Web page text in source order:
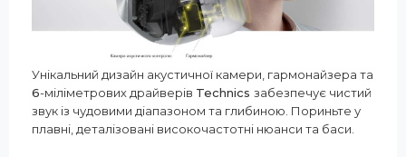
Унікальний дизайн акустичної камери, гармонайзера та
6-міліметрових драйверів Technics забезпечує чистий
звук із чудовими діапазоном та глибиною. Пориньте у
плавні, деталізовані високочастотні нюанси та баси.